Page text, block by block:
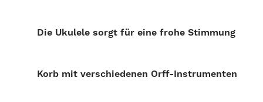
Die Ukulele sorgt für eine frohe Stimmung
Korb mit verschiedenen Orff-Instrumenten